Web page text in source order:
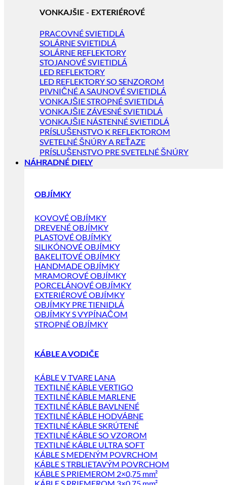
VONKAJŠIE - EXTERIÉROVÉ
PRACOVNÉ SVIETIDLÁ
SOLÁRNE SVIETIDLÁ
SOLÁRNE REFLEKTORY
STOJANOVÉ SVIETIDLÁ
LED REFLEKTORY
LED REFLEKTORY SO SENZOROM
PIVNIČNÉ A SAUNOVÉ SVIETIDLÁ
VONKAJŠIE STROPNÉ SVIETIDLÁ
VONKAJŠIE ZÁVESNÉ SVIETIDLÁ
VONKAJŠIE NÁSTENNÉ SVIETIDLÁ
PRÍSLUŠENSTVO K REFLEKTOROM
SVETELNÉ ŠNÚRY A REŤAZE
PRÍSLUŠENSTVO PRE SVETELNÉ ŠNÚRY
NÁHRADNÉ DIELY
OBJÍMKY
KOVOVÉ OBJÍMKY
DREVENÉ OBJÍMKY
PLASTOVÉ OBJÍMKY
SILIKÓNOVÉ OBJÍMKY
BAKELITOVÉ OBJÍMKY
HANDMADE OBJÍMKY
MRAMOROVÉ OBJÍMKY
PORCELÁNOVÉ OBJÍMKY
EXTERIÉROVÉ OBJÍMKY
OBJÍMKY PRE TIENIDLÁ
OBJÍMKY S VYPÍNAČOM
STROPNÉ OBJÍMKY
KÁBLE A VODIČE
KÁBLE V TVARE LANA
TEXTILNÉ KÁBLE VERTIGO
TEXTILNÉ KÁBLE MARLENE
TEXTILNÉ KÁBLE BAVLNENÉ
TEXTILNÉ KÁBLE HODVÁBNE
TEXTILNÉ KÁBLE SKRÚTENÉ
TEXTILNÉ KÁBLE SO VZOROM
TEXTILNÉ KÁBLE ULTRA SOFT
KÁBLE S MEDENÝM POVRCHOM
KÁBLE S TRBLIETAVÝM POVRCHOM
KÁBLE S PRIEMEROM 2×0,75 mm²